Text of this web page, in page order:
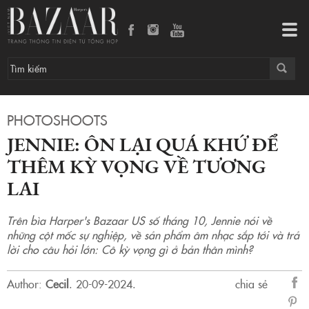
PHOTOSHOOTS
JENNIE: ÔN LẠI QUÁ KHỨ ĐỂ
THÊM KỲ VỌNG VỀ TƯƠNG
LAI
Trên bìa Harper's Bazaar US số tháng 10, Jennie nói về
những cột mốc sự nghiệp, về sản phẩm âm nhạc sắp tới và trả
lời cho câu hỏi lớn: Cô kỳ vọng gì ở bản thân mình?
Author: Cecil. 20-09-2024.
chia sẻ
sẻ
Jennie: Ôn lại quá khứ để thêm kỳ vọng về tương lai